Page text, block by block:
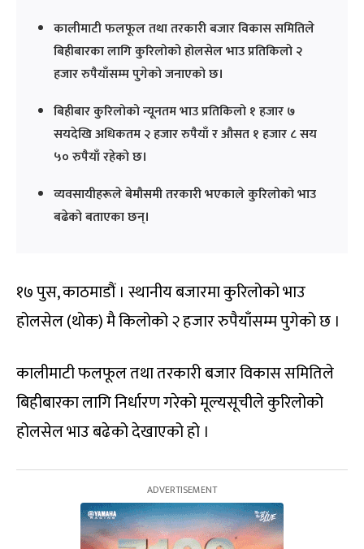
कालीमाटी फलफूल तथा तरकारी बजार विकास समितिले
बिहीबारका लागि कुरिलोको होलसेल भाउ प्रतिकिलो २
हजार रुपैयाँसम्म पुगेको जनाएको छ।
बिहीबार कुरिलोको न्यूनतम भाउ प्रतिकिलो १ हजार ७
सयदेखि अधिकतम २ हजार रुपैयाँ र औसत १ हजार ८ सय
५० रुपैयाँ रहेको छ।
व्यवसायीहरूले बेमौसमी तरकारी भएकाले कुरिलोको भाउ
बढेको बताएका छन्।
१७ पुस, काठमाडौं । स्थानीय बजारमा कुरिलोको भाउ
होलसेल (थोक) मै किलोको २ हजार रुपैयाँसम्म पुगेको छ ।
कालीमाटी फलफूल तथा तरकारी बजार विकास समितिले
बिहीबारका लागि निर्धारण गरेको मूल्यसूचीले कुरिलोको
होलसेल भाउ बढेको देखाएको हो ।